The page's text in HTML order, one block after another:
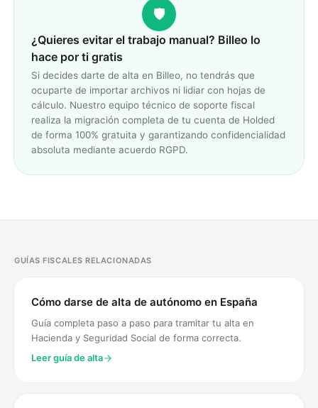
🛡️
¿Quieres evitar el trabajo manual? Billeo lo
hace por ti gratis
Si decides darte de alta en Billeo, no tendrás que
ocuparte de importar archivos ni lidiar con hojas de
cálculo. Nuestro equipo técnico de soporte fiscal
realiza la migración completa de tu cuenta de Holded
de forma 100% gratuita y garantizando confidencialidad
absoluta mediante acuerdo RGPD.
GUÍAS FISCALES RELACIONADAS
Cómo darse de alta de autónomo en España
Guía completa paso a paso para tramitar tu alta en
Hacienda y Seguridad Social de forma correcta.
Leer guía de alta